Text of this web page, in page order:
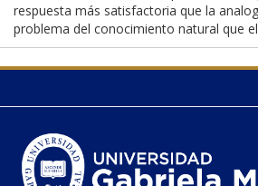
respuesta más satisfactoria que la
problema del conocimiento natural que